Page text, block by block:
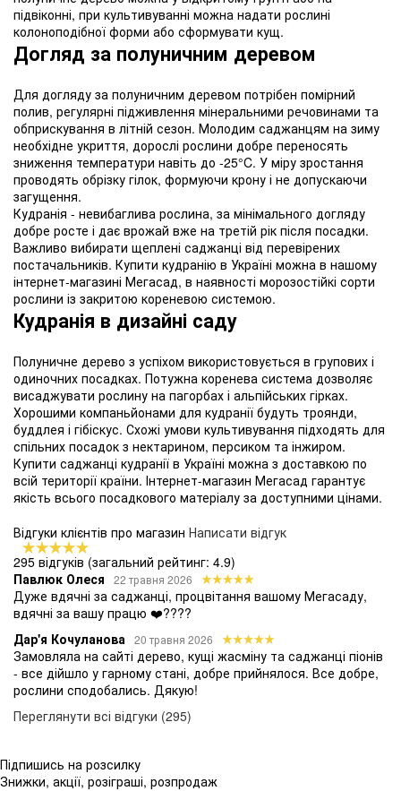
підвіконні, при культивуванні можна надати рослині
колоноподібної форми або сформувати кущ.
Догляд за полуничним деревом
Для догляду за полуничним деревом потрібен помірний
полив, регулярні підживлення мінеральними речовинами та
обприскування в літній сезон. Молодим саджанцям на зиму
необхідне укриття, дорослі рослини добре переносять
зниження температури навіть до -25°C. У міру зростання
проводять обрізку гілок, формуючи крону і не допускаючи
загущення.
Кудранія - невибаглива рослина, за мінімального догляду
добре росте і дає врожай вже на третій рік після посадки.
Важливо вибирати щеплені саджанці від перевірених
постачальників. Купити кудранію в Україні можна в нашому
інтернет-магазині Мегасад, в наявності морозостійкі сорти
рослини із закритою кореневою системою.
Кудранія в дизайні саду
Полуничне дерево з успіхом використовується в групових і
одиночних посадках. Потужна коренева система дозволяє
висаджувати рослину на пагорбах і альпійських гірках.
Хорошими компаньйонами для кудранії будуть троянди,
буддлея і гібіскус. Схожі умови культивування підходять для
спільних посадок з нектарином, персиком та інжиром.
Купити саджанці кудранії в Україні можна з доставкою по
всій території країни. Інтернет-магазин Мегасад гарантує
якість всього посадкового матеріалу за доступними цінами.
Відгуки клієнтів про магазин Написати відгук
295 відгуків (загальний рейтинг: 4.9)
Павлюк Олеся
22 травня 2026
Дуже вдячні за саджанці, процвітання вашому Мегасаду,
вдячні за вашу працю ❤️????
Дар'я Кочуланова
20 травня 2026
Замовляла на сайті дерево, кущі жасміну та саджанці піонів
- все дійшло у гарному стані, добре прийнялося. Все добре,
рослини сподобались. Дякую!
Переглянути всі відгуки (295)
Підпишись на розсилку
Знижки, акції, розіграші, розпродаж